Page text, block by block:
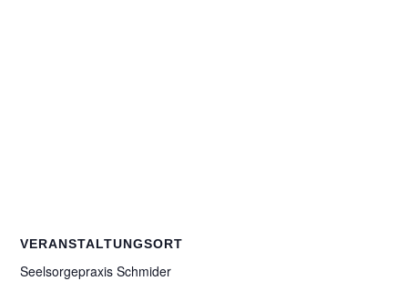
VERANSTALTUNGSORT
Seelsorgepraxis Schmider